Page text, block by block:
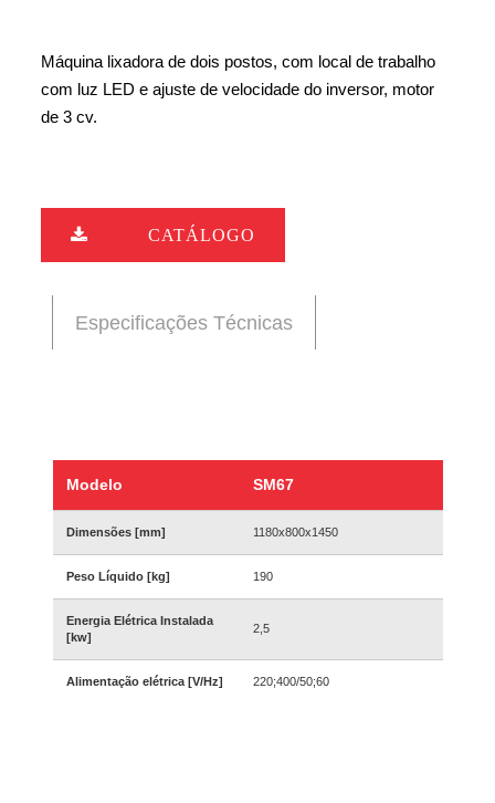
Máquina lixadora de dois postos, com local de trabalho
com luz LED e ajuste de velocidade do inversor, motor
de 3 cv.
CATÁLOGO
Especificações Técnicas
Modelo SM67
Dimensões [mm] 1180x800x1450
Peso Líquido [kg] 190
Energia Elétrica Instalada
[kw]
2,5
Alimentação elétrica [V/Hz] 220;400/50;60